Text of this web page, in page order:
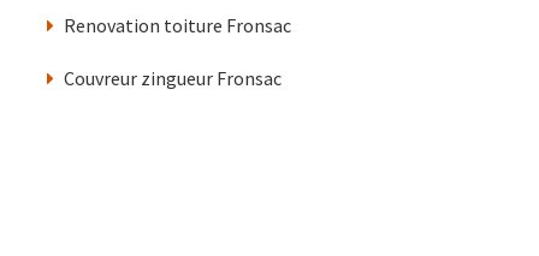
Renovation toiture Fronsac
Couvreur zingueur Fronsac